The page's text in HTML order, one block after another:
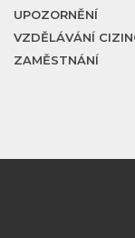
UPOZORNĚNÍ
VZDĚLÁVÁNÍ
ZAMĚSTNÁNÍ